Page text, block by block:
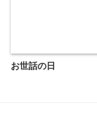
お世話の日